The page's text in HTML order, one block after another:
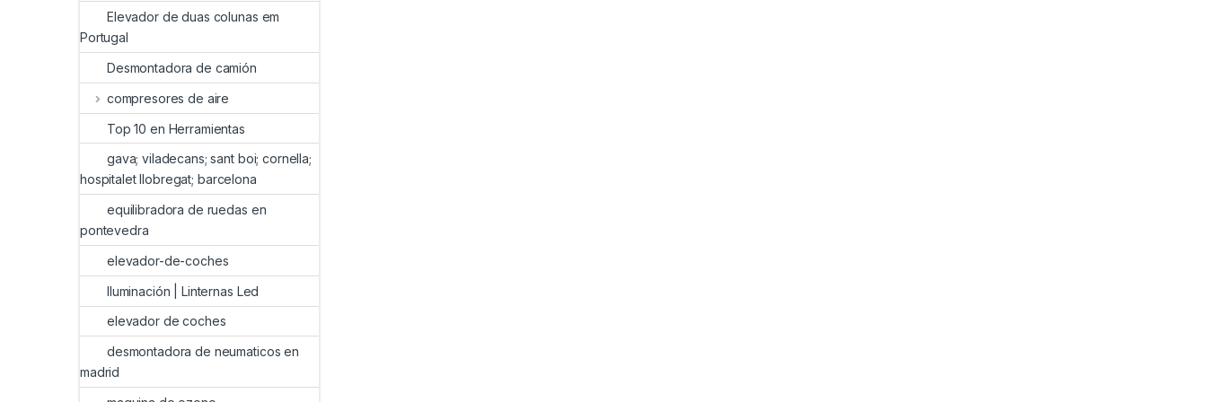
Elevador de duas colunas em
Portugal
Desmontadora de camión
compresores de aire
Top 10 en Herramientas
gava; viladecans; sant boi; cornella;
hospitalet llobregat; barcelona
equilibradora de ruedas en
pontevedra
elevador-de-coches
Iluminación | Linternas Led
elevador de coches
desmontadora de neumaticos en
madrid